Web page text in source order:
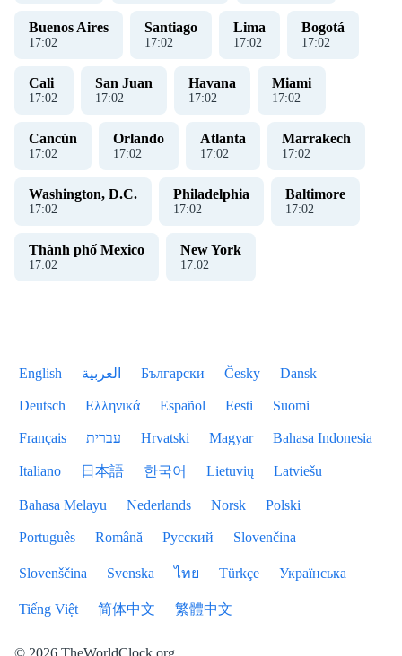
Buenos Aires
17:02
Santiago
17:02
Lima
17:02
Bogotá
17:02
Cali
17:02
San Juan
17:02
Havana
17:02
Miami
17:02
Cancún
17:02
Orlando
17:02
Atlanta
17:02
Marrakech
17:02
Washington, D.C.
17:02
Philadelphia
17:02
Baltimore
17:02
Thành phố Mexico
17:02
New York
17:02
English العربية Български Česky Dansk
Deutsch Ελληνικά Español Eesti Suomi
Français עברית Hrvatski Magyar Bahasa Indonesia
Italiano 日本語 한국어 Lietuvių Latviešu
Bahasa Melayu Nederlands Norsk Polski
Português Română Русский Slovenčina
Slovenščina Svenska ไทย Türkçe Українська
Tiếng Việt 简体中文 繁體中文
© 2026 TheWorldClock.org